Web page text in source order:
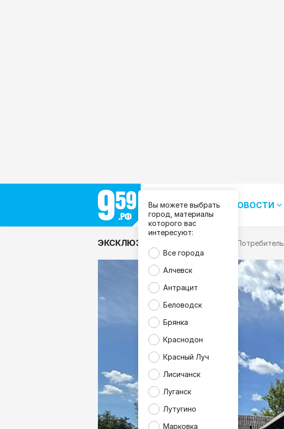
Все города
Вы можете выбрать
город, материалы
которого вас
интересуют:
Все города
Алчевск
Антрацит
Беловодск
Брянка
Краснодон
Красный Луч
Лисичанск
Луганск
Лутугино
Марковка
НОВОСТИ
ЭКСКЛЮЗИВ Потребитель